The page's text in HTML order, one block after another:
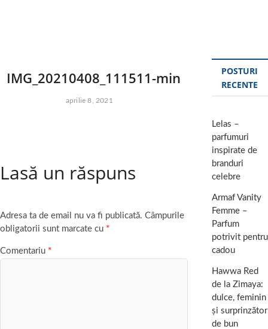
IMG_20210408_111511-min
aprilie 8, 2021
Lasă un răspuns
Adresa ta de email nu va fi publicată. Câmpurile
obligatorii sunt marcate cu *
Comentariu *
POSTURI
RECENTE
Lelas –
parfumuri
inspirate de
branduri
celebre
Armaf Vanity
Femme –
Parfum
potrivit pentru
cadou
Hawwa Red
de la Zimaya:
dulce, feminin
și surprinzător
de bun